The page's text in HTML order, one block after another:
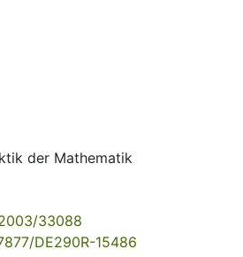
der Mathematik
33088
DE290R-15486